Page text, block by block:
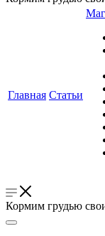
Главная Статьи
Кормим грудью